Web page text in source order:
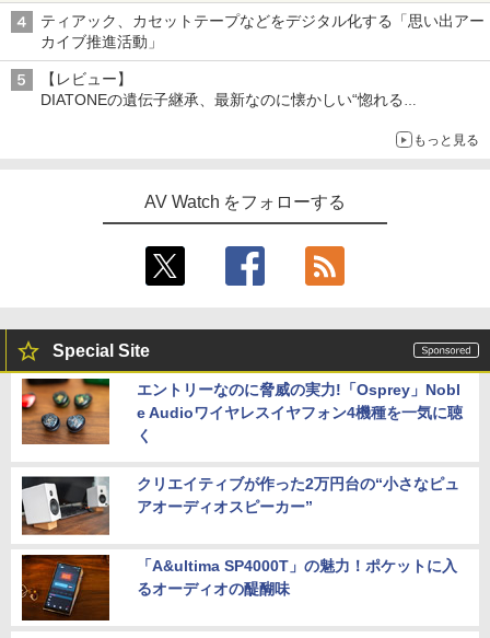
「Galaxy Z Fold」
ティアック、カセットテープなどをデジタル化する「思い出アー
カイブ推進活動」
【レビュー】
DIATONEの遺伝子継承、最新なのに懐かしい“惚れる
もっと見る
AV Watch をフォローする
Special Site
エントリーなのに脅威の実力!「Osprey」Nobl
e Audioワイヤレスイヤフォン4機種を一気に聴
く
クリエイティブが作った2万円台の“小さなピュ
アオーディオスピーカー”
「A&ultima SP4000T」の魅力！ポケットに入
るオーディオの醍醐味